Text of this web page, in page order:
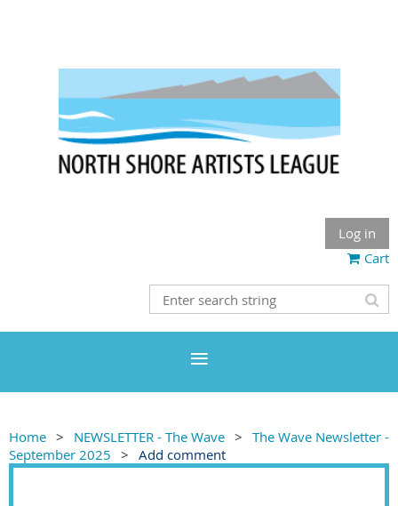
Log in
Cart
Home NEWSLETTER - The Wave
The Wave Newsletter -
September 2025
Add comment